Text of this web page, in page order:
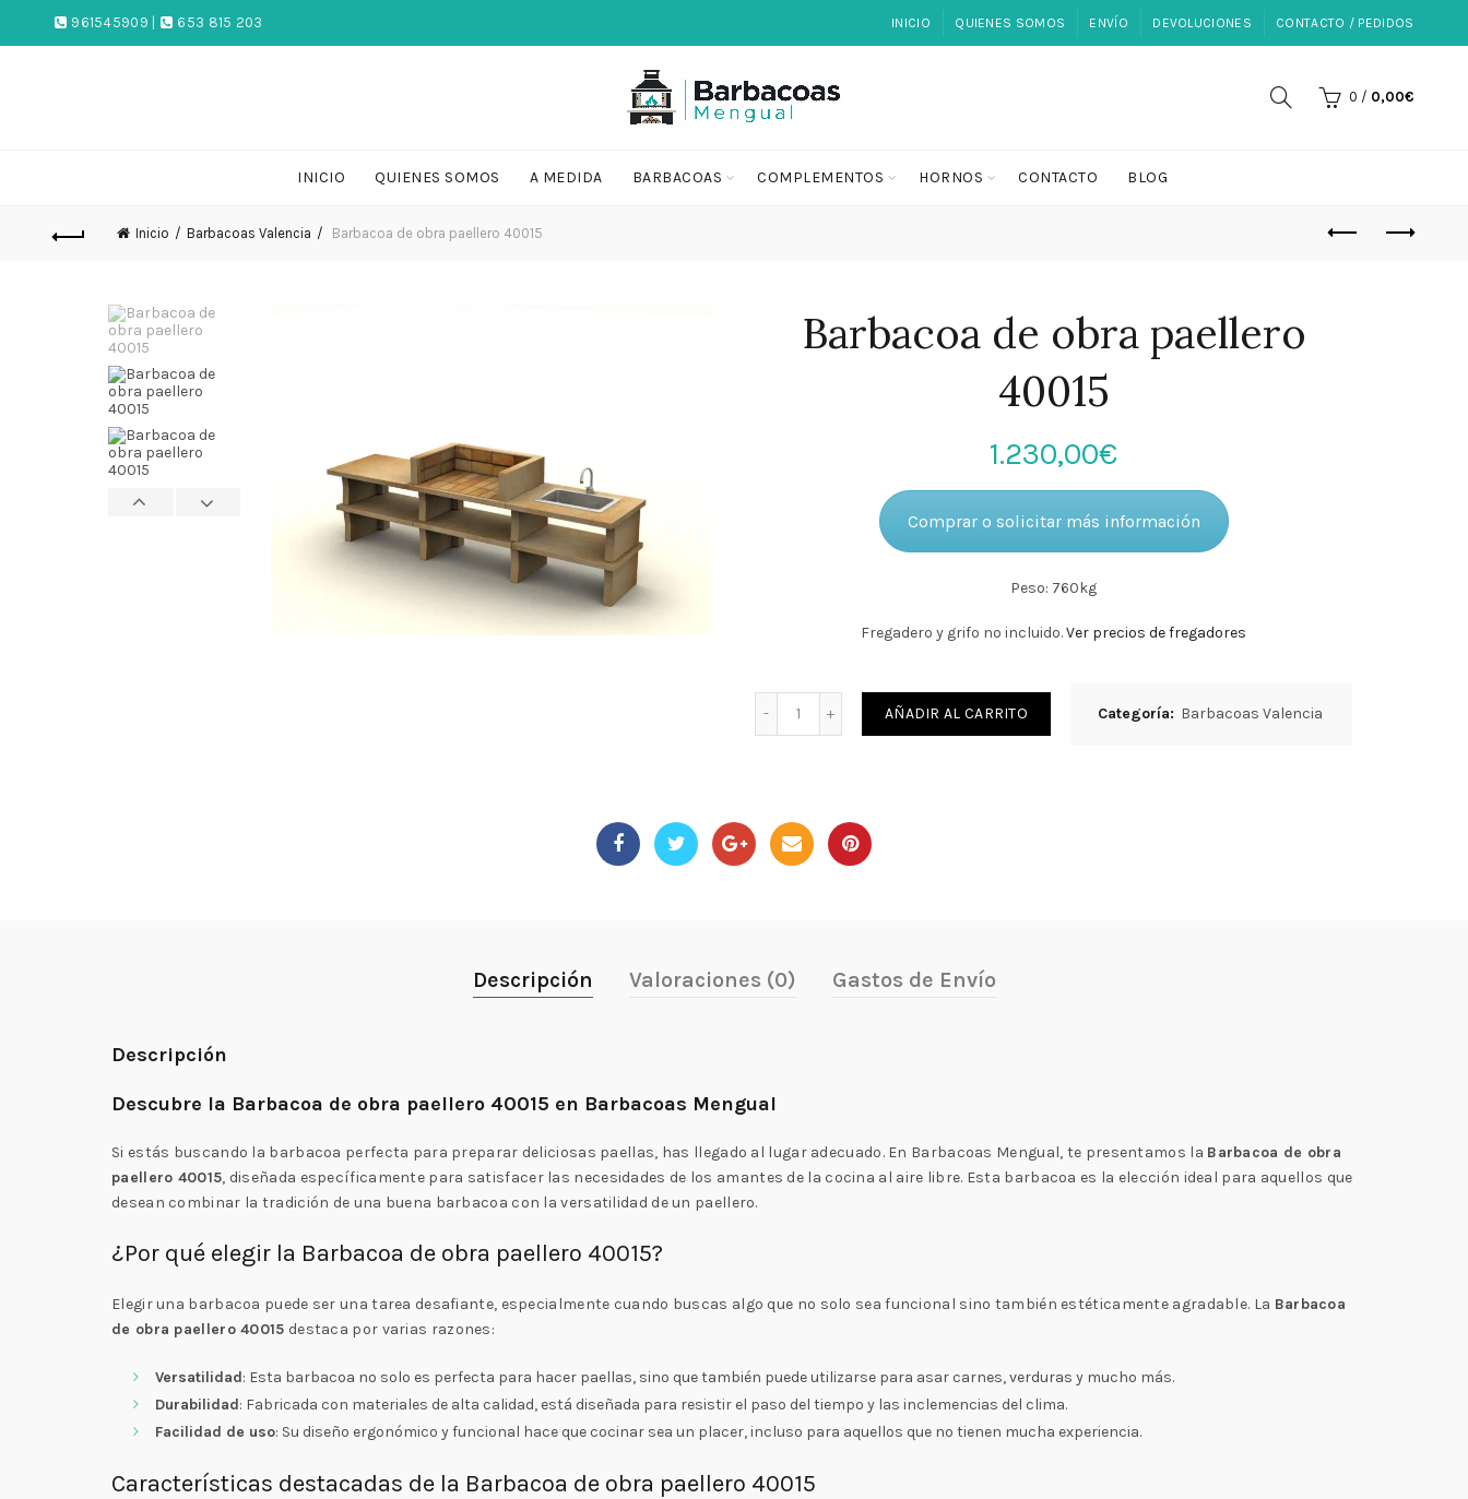
961545909 | 653 815 203 INICIO QUIENES SOMOS ENVÍO DEVOLUCIONES CONTACTO / PEDIDOS
0 / 0,00€
INICIO QUIENES SOMOS A MEDIDA BARBACOAS COMPLEMENTOS HORNOS CONTACTO BLOG
Inicio Barbacoas Valencia Barbacoa de obra paellero 40015
Barbacoa de obra paellero
40015
1.230,00€
Comprar o solicitar más información
Peso: 760kg
Fregadero y grifo no incluido.Ver precios de fregadores
Cantidad
AÑADIR AL CARRITO Categoría: Barbacoas Valencia
Descripción Valoraciones (0) Gastos de Envío
Descripción
Descubre la Barbacoa de obra paellero 40015 en Barbacoas Mengual
Si estás buscando la barbacoa perfecta para preparar deliciosas paellas, has llegado al lugar adecuado. En Barbacoas Mengual, te presentamos la Barbacoa de obra
paellero 40015, diseñada específicamente para satisfacer las necesidades de los amantes de la cocina al aire libre. Esta barbacoa es la elección ideal para aquellos que
desean combinar la tradición de una buena barbacoa con la versatilidad de un paellero.
¿Por qué elegir la Barbacoa de obra paellero 40015?
Elegir una barbacoa puede ser una tarea desafiante, especialmente cuando buscas algo que no solo sea funcional sino también estéticamente agradable. La Barbacoa
de obra paellero 40015 destaca por varias razones:
Versatilidad: Esta barbacoa no solo es perfecta para hacer paellas, sino que también puede utilizarse para asar carnes, verduras y mucho más.
Durabilidad: Fabricada con materiales de alta calidad, está diseñada para resistir el paso del tiempo y las inclemencias del clima.
Facilidad de uso: Su diseño ergonómico y funcional hace que cocinar sea un placer, incluso para aquellos que no tienen mucha experiencia.
Características destacadas de la Barbacoa de obra paellero 40015